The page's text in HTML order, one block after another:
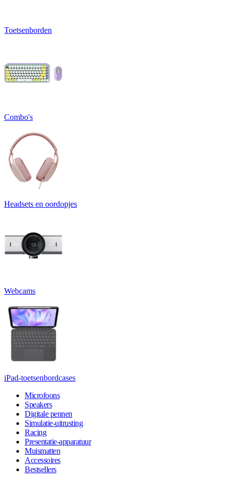
Toetsenborden
Combo's
Headsets en oordopjes
Webcams
iPad-toetsenbordcases
Microfoons
Speakers
Digitale pennen
Simulatie-uitrusting
Racing
Presentatie-apparatuur
Muismatten
Accessoires
Bestsellers